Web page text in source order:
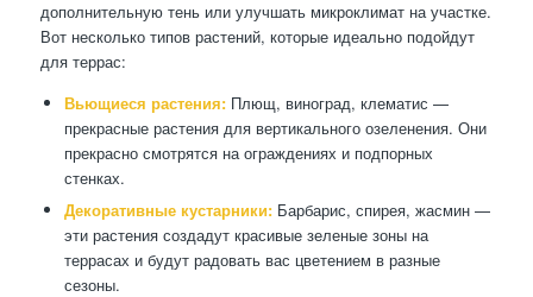
дополнительную тень или улучшать микроклимат на участке.
Вот несколько типов растений, которые идеально подойдут
для террас:
Вьющиеся растения:Плющ, виноград, клематис —
прекрасные растения для вертикального озеленения. Они
прекрасно смотрятся на ограждениях и подпорных
стенках.
Декоративные кустарники:Барбарис, спирея, жасмин —
эти растения создадут красивые зеленые зоны на
террасах и будут радовать вас цветением в разные
сезоны.